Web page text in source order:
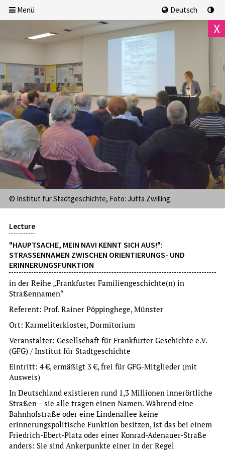
© Institut für Stadtgeschichte, Foto: Jutta Zwilling
X
Lecture
"HAUPTSACHE, MEIN NAVI KENNT SICH AUS!":
STRASSENNAMEN ZWISCHEN ORIENTIERUNGS- UND E
RINNERUNGSFUNKTION
in der Reihe „Frankfurter Familiengeschichte(n) in
Straßennamen“
Referent: Prof. Rainer Pöppinghege, Münster
Ort: Karmeliterkloster, Dormitorium
Veranstalter: Gesellschaft für Frankfurter Geschichte e.V.
(GFG) / Institut für Stadtgeschichte
Eintritt: 4 €, ermäßigt 3 €, frei für GFG-Mitglieder (mit
Ausweis)
In Deutschland existieren rund 1,3 Millionen innerörtliche
Straßen – sie alle tragen einen Namen. Während eine
Bahnhofstraße oder eine Lindenallee keine
erinnerungspolitische Funktion besitzen, ist das bei einem
Friedrich-Ebert-Platz oder einer Konrad-Adenauer-Straße
anders: Sie sind Ankerpunkte einer in der Regel
Menü Deutsch
We, 5.8.2026
18:00 Uhr
AUSGEBUCHT
Exhibition opening
WILDES RADELN
um Voranmeldung wird gebeten
more
Su, 9.8.2026
15:00 Uhr